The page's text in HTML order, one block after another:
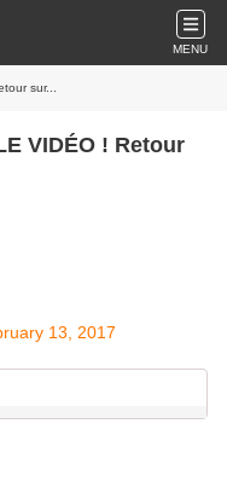
MENU
sur...
VIDÉO ! Retour
13, 2017